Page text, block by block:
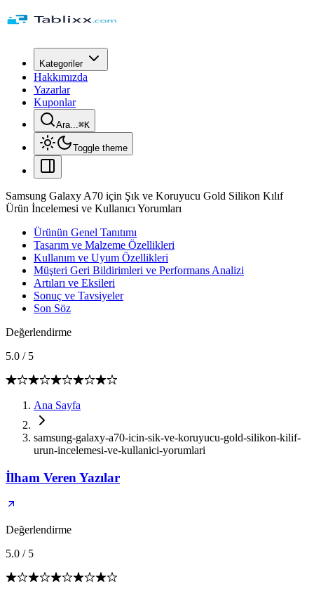
Kategoriler
Hakkımızda
Yazarlar
Kuponlar
Ara...⌘K
Toggle theme
Samsung Galaxy A70 için Şık ve Koruyucu Gold Silikon Kılıf
Ürün İncelemesi ve Kullanıcı Yorumları
Ürünün Genel Tanıtımı
Tasarım ve Malzeme Özellikleri
Kullanım ve Uyum Özellikleri
Müşteri Geri Bildirimleri ve Performans Analizi
Artıları ve Eksileri
Sonuç ve Tavsiyeler
Son Söz
Değerlendirme
5.0 / 5
Ana Sayfa
samsung-galaxy-a70-icin-sik-ve-koruyucu-gold-silikon-kilif-
urun-incelemesi-ve-kullanici-yorumlari
İlham Veren Yazılar
Değerlendirme
5.0 / 5